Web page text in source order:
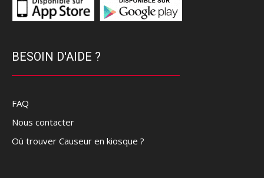
BESOIN D'AIDE ?
FAQ
Nous contacter
Où trouver Causeur en kiosque ?